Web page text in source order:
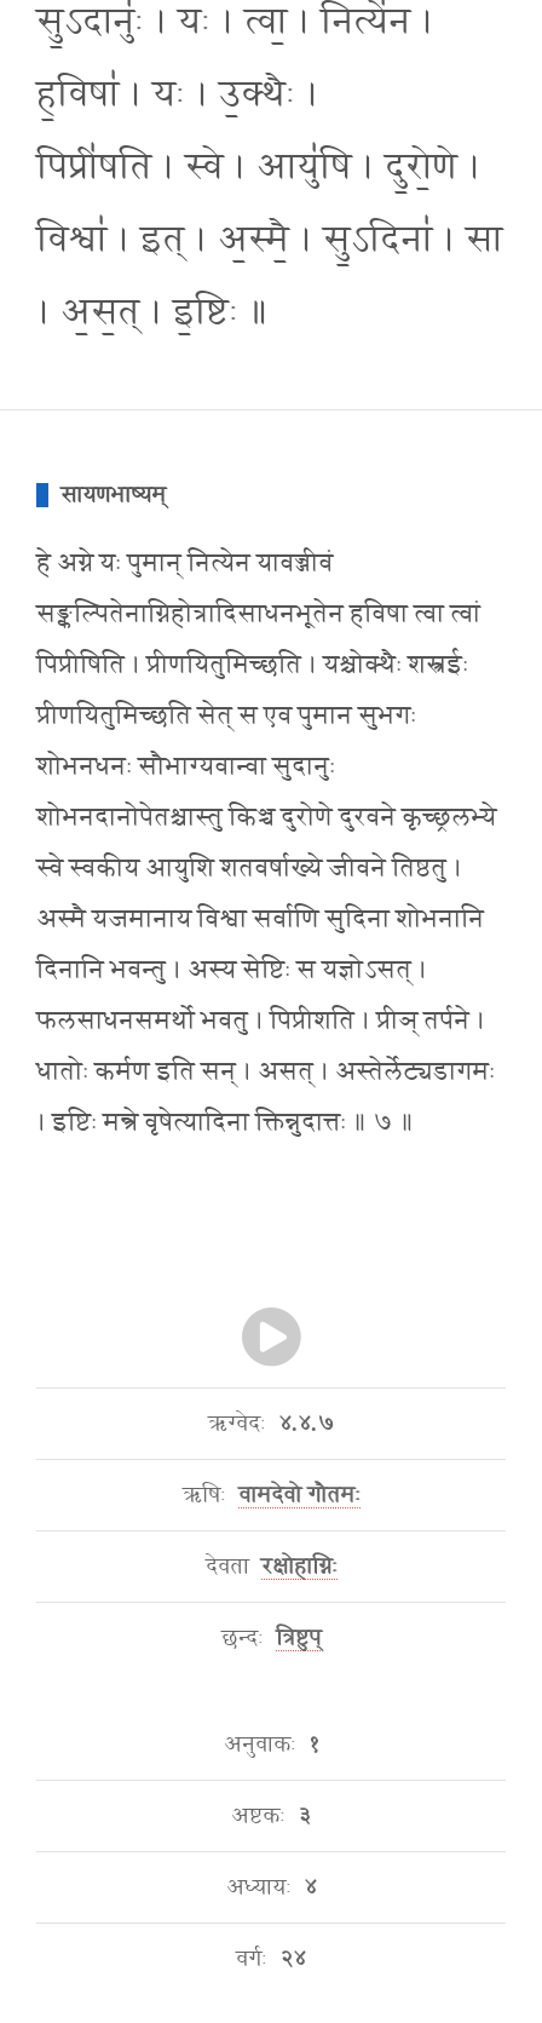
सु॒ऽदानुः॑ । यः । त्वा॒ । नित्ये॑न ।
ह॒विषा॑ । यः । उ॒क्थैः ।
पिप्री॑षति । स्वे । आयु॑षि । दु॒रो॒णे ।
विश्वा॑ । इत् । अ॒स्मै॒ । सु॒ऽदिना॑ । सा
। अ॒स॒त् । इ॒ष्टिः ॥
सायणभाष्यम्
हे अग्ने यः पुमान् नित्येन यावज्जीवं
सङ्कल्पितेनाग्निहोत्रादिसाधनभूतेन हविषा त्वा त्वां
पिप्रीषिति । प्रीणयितुमिच्छति । यश्चोक्थैः शस्त्रईः
प्रीणयितुमिच्छति सेत् स एव पुमान सुभगः
शोभनधनः सौभाग्यवान्वा सुदानुः
शोभनदानोपेतश्चास्तु किञ्च दुरोणे दुरवने कृच्छ्रलभ्ये
स्वे स्वकीय आयुशि शतवर्षाख्ये जीवने तिष्ठतु ।
अस्मै यजमानाय विश्वा सर्वाणि सुदिना शोभनानि
दिनानि भवन्तु । अस्य सेष्टिः स यज्ञोऽसत् ।
फलसाधनसमर्थो भवतु । पिप्रीशति । प्रीञ् तर्पने ।
धातोः कर्मण इति सन् । असत् । अस्तेर्लेट्यडागमः
। इष्टिः मन्त्रे वृषेत्यादिना क्तिन्नुदात्तः ॥ ७ ॥
ऋग्वेदः ४.४.७
ऋषिः वामदेवो गौतमः
देवता रक्षोहाग्निः
छन्दः त्रिष्टुप्
अनुवाकः १
अष्टकः ३
अध्यायः ४
वर्गः २४